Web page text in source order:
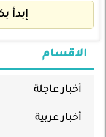
إبدأ
الاقسام
أخبار عاجلة
أخبار عربية